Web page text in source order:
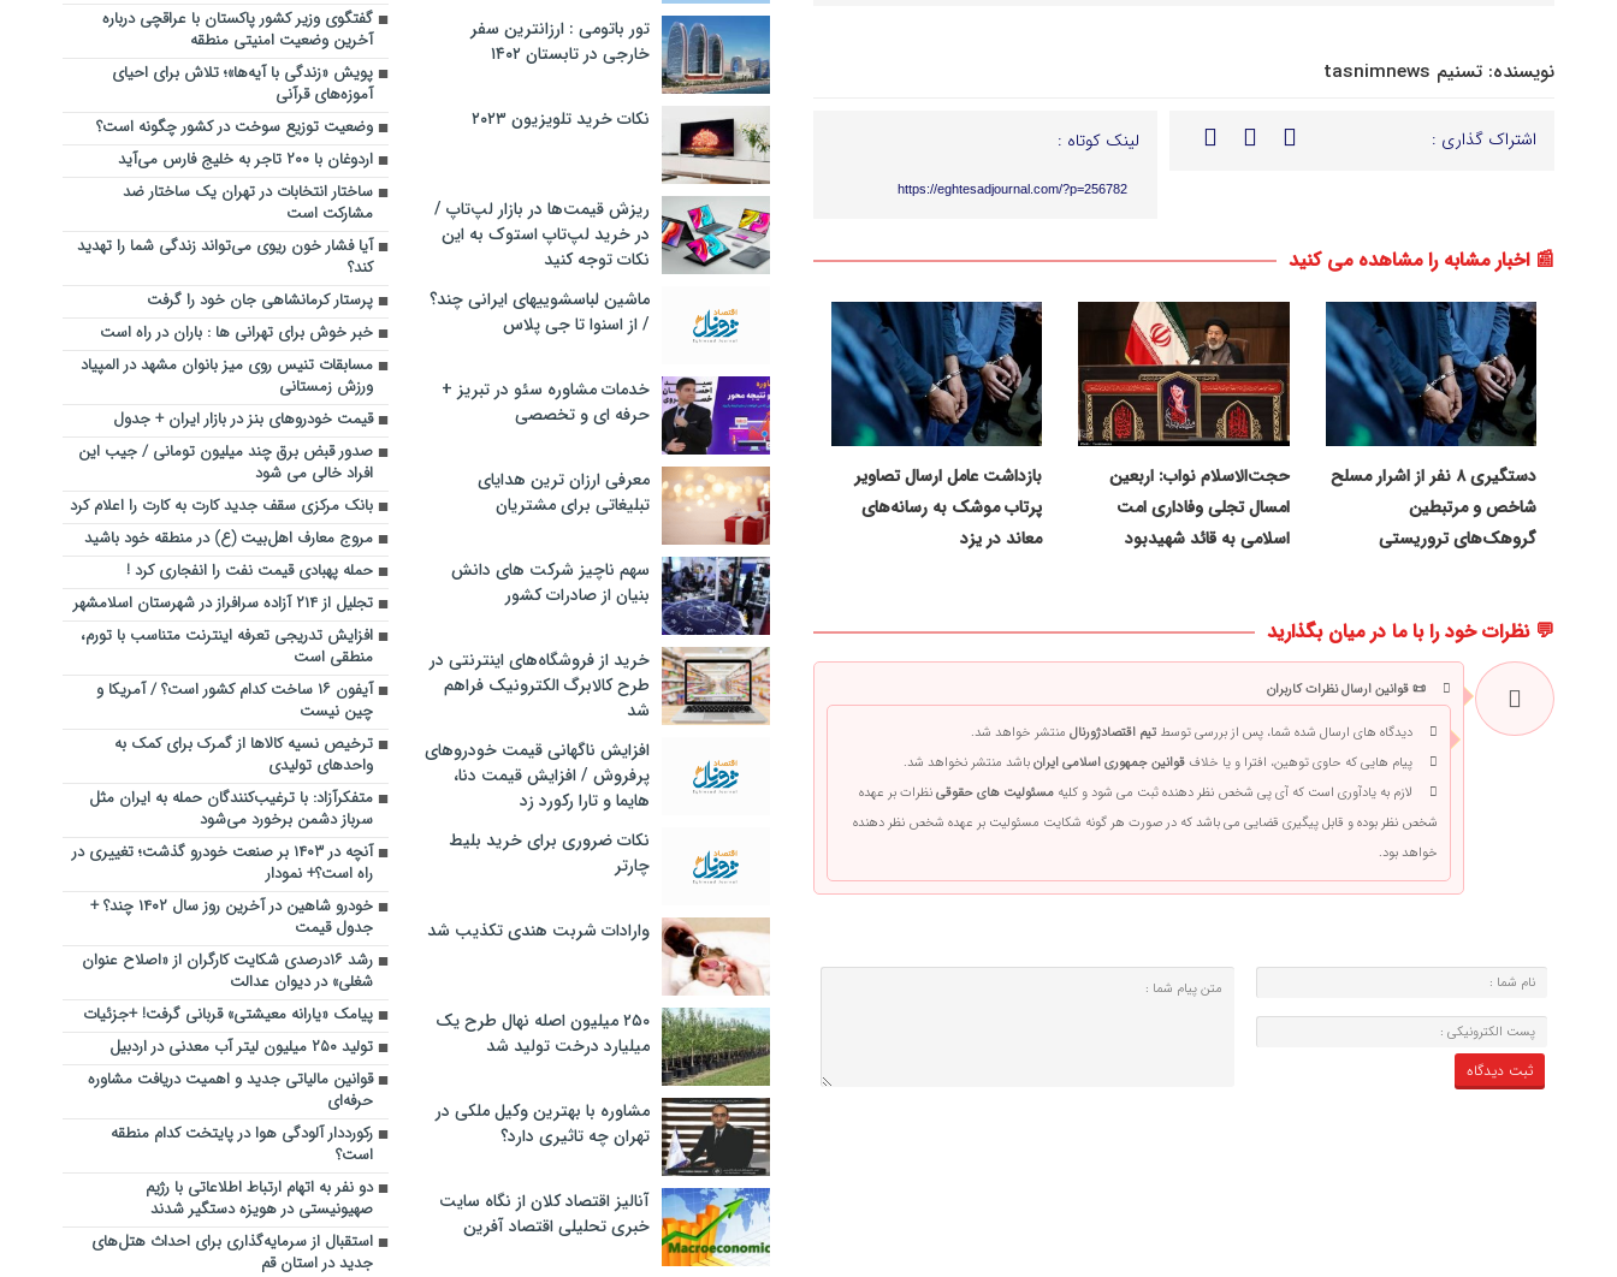
نویسنده: تسنیم tasnimnews
اشتراک گذاری : لینک کوتاه :
https://eghtesadjournal.com/?p=256782
📰 اخبار مشابه را مشاهده می کنید
دستگیری ۸ نفر از اشرار مسلح
شاخص و مرتبطین
گروهک‌های تروریستی
حجت‌الاسلام نواب: اربعین
امسال تجلی وفاداری امت
اسلامی به قائد شهیدبود
بازداشت عامل ارسال تصاویر
پرتاب موشک به رسانه‌های
معاند در یزد
💬 نظرات خود را با ما در میان بگذارید
📜 قوانین ارسال نظرات کاربران
دیدگاه های ارسال شده شما، پس از بررسی توسط تیم اقتصادژورنال منتشر خواهد شد.
پیام هایی که حاوی توهین، افترا و یا خلاف قوانین جمهوری اسلامی ایرانباشد منتشر نخواهد شد.
لازم به یادآوری است که آی پی شخص نظر دهنده ثبت می شود و کلیه مسئولیت های حقوقینظرات بر عهده
شخص نظر بوده و قابل پیگیری قضایی می باشد که در صورت هر گونه شکایت مسئولیت بر عهده شخص نظر دهنده
خواهد بود.
تور باتومی : ارزانترین سفر
خارجی در تابستان ۱۴۰۲
نکات خرید تلویزیون ۲۰۲۳
ریزش قیمت‌ها در بازار لپ‌تاپ /
در خرید لپ‌تاپ استوک به این
نکات توجه کنید
ماشین لباسشویی‎های ایرانی چند؟
/ از اسنوا تا جی پلاس
خدمات مشاوره سئو در تبریز +
حرفه ای و تخصصی
معرفی ارزان ترین هدایای
تبلیغاتی برای مشتریان
سهم ناچیز شرکت های دانش
بنیان از صادرات کشور
خرید از فروشگاه‌های اینترنتی در
طرح کالابرگ الکترونیک فراهم
شد
افزایش ناگهانی قیمت خودروهای
پرفروش / افزایش قیمت دنا،
هایما و تارا رکورد زد
نکات ضروری برای خرید بلیط
چارتر
وارادات شربت هندی تکذیب شد
۲۵۰ میلیون اصله نهال طرح یک
میلیارد درخت تولید شد
مشاوره با بهترین وکیل ملکی در
تهران چه تاثیری دارد؟
آنالیز اقتصاد کلان از نگاه سایت
خبری تحلیلی اقتصاد آفرین
گفتگوی وزیر کشور پاکستان با عراقچی درباره
آخرین وضعیت امنیتی منطقه
پویش «زندگی با آیه‌ها»؛ تلاش برای احیای
آموزه‌های قرآنی
وضعیت توزیع سوخت در کشور چگونه است؟
اردوغان با ۲۰۰ تاجر به خلیج فارس می‌آید
ساختار انتخابات در تهران یک ساختار ضد
مشارکت است
آیا فشار خون ریوی می‌تواند زندگی شما را تهدید
کند؟
پرستار کرمانشاهی جان خود را گرفت
خبر خوش برای تهرانی ها : باران در راه است
مسابقات تنیس روی میز بانوان مشهد در المپیاد
ورزش زمستانی
قیمت خودروهای بنز در بازار ایران + جدول
صدور قبض برق چند میلیون تومانی / جیب این
افراد خالی می شود
بانک مرکزی سقف جدید کارت به کارت را اعلام کرد
مروج معارف اهل‌بیت (ع) در منطقه خود باشید
حمله پهبادی قیمت نفت را انفجاری کرد !
تجلیل از ۲۱۴ آزاده سرافراز در شهرستان اسلامشهر
افزایش تدریجی تعرفه اینترنت متناسب با تورم،
منطقی است
آیفون ۱۶ ساخت کدام کشور است؟ / آمریکا و
چین نیست
ترخیص نسیه کالاها از گمرک برای کمک به
واحدهای تولیدی
متفکرآزاد: با ترغیب‌کنندگان حمله به ایران مثل
سرباز دشمن برخورد می‌شود
آنچه در ۱۴۰۳ بر صنعت خودرو گذشت؛ تغییری در
راه است؟+ نمودار
خودرو شاهین در آخرین روز سال ۱۴۰۲ چند؟ +
جدول قیمت
رشد ۱۶درصدی شکایت کارگران از «اصلاح عنوان
شغلی» در دیوان عدالت
پیامک «یارانه معیشتی» قربانی گرفت! +جزئیات
تولید ۲۵۰ میلیون لیتر آب معدنی در اردبیل
قوانین مالیاتی جدید و اهمیت دریافت مشاوره
حرفه‌ای
رکورددار آلودگی هوا در پایتخت کدام منطقه
است؟
دو نفر به اتهام ارتباط اطلاعاتی با رژیم
صهیونیستی در هویزه دستگیر شدند
استقبال از سرمایه‌گذاری برای احداث هتل‌های
جدید در استان قم